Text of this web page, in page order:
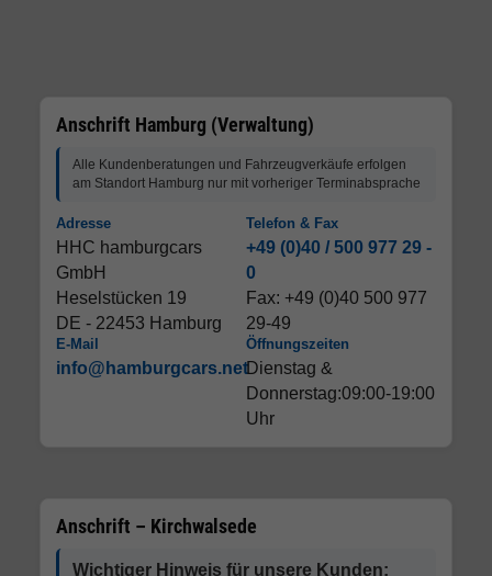
Anschrift Hamburg (Verwaltung)
Alle Kundenberatungen und Fahrzeugverkäufe erfolgen
am Standort Hamburg nur mit vorheriger Terminabsprache
Adresse
HHC hamburgcars
GmbH
Heselstücken 19
DE - 22453 Hamburg
Telefon & Fax
+49 (0)40 / 500 977 29 -
0
Fax: +49 (0)40 500 977
29-49
E-Mail
info@hamburgcars.net
Öffnungszeiten
Dienstag &
Donnerstag:09:00-19:00
Uhr
Anschrift – Kirchwalsede
Wichtiger Hinweis für unsere Kunden: